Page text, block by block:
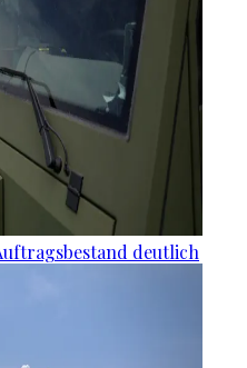
deutlich